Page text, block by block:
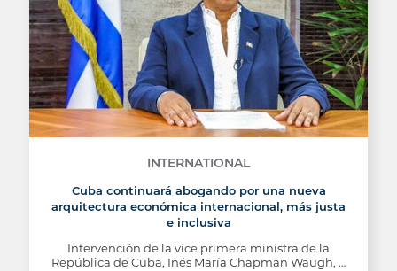
INTERNATIONAL
Cuba continuará abogando por una nueva
arquitectura económica internacional, más justa
e inclusiva
Intervención de la vice primera ministra de la
República de Cuba, Inés María Chapman Waugh, …